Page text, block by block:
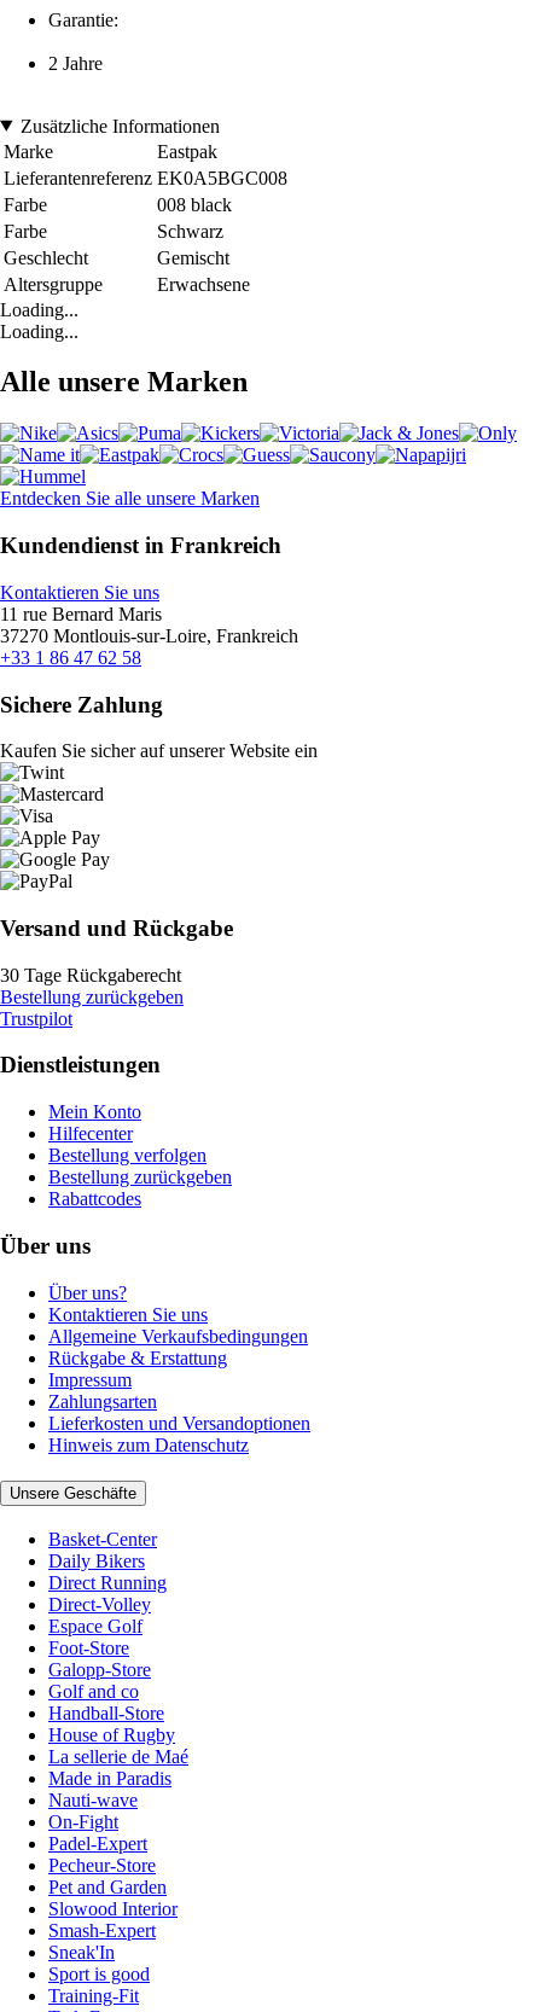
Garantie:
2 Jahre
Zusätzliche Informationen
Marke
Eastpak
Lieferantenreferenz EK0A5BGC008
Farbe
008 black
Farbe
Schwarz
Geschlecht
Gemischt
Altersgruppe
Erwachsene
Loading...
Loading...
Alle unsere Marken
Entdecken Sie alle unsere Marken
Kundendienst in Frankreich
Kontaktieren Sie uns
11 rue Bernard Maris
37270 Montlouis-sur-Loire, Frankreich
+33 1 86 47 62 58
Sichere Zahlung
Kaufen Sie sicher auf unserer Website ein
Versand und Rückgabe
30 Tage Rückgaberecht
Bestellung zurückgeben
Trustpilot
Dienstleistungen
Mein Konto
Hilfecenter
Bestellung verfolgen
Bestellung zurückgeben
Rabattcodes
Über uns
Über uns?
Kontaktieren Sie uns
Allgemeine Verkaufsbedingungen
Rückgabe & Erstattung
Impressum
Zahlungsarten
Lieferkosten und Versandoptionen
Hinweis zum Datenschutz
Unsere Geschäfte
Basket-Center
Daily Bikers
Direct Running
Direct-Volley
Espace Golf
Foot-Store
Galopp-Store
Golf and co
Handball-Store
House of Rugby
La sellerie de Maé
Made in Paradis
Nauti-wave
On-Fight
Padel-Expert
Pecheur-Store
Pet and Garden
Slowood Interior
Smash-Expert
Sneak'In
Sport is good
Training-Fit